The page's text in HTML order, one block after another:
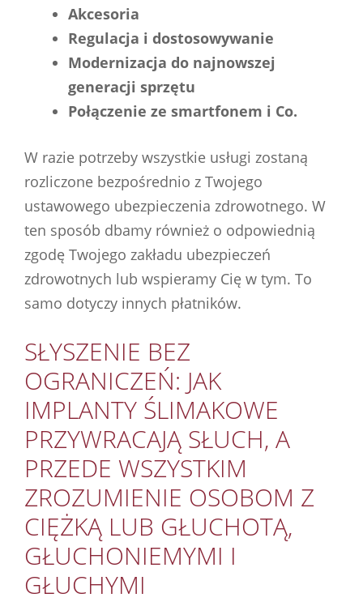
Akcesoria
Regulacja i dostosowywanie
Modernizacja do najnowszej
generacji sprzętu
Połączenie ze smartfonem i Co.
W razie potrzeby wszystkie usługi zostaną
rozliczone bezpośrednio z Twojego
ustawowego ubezpieczenia zdrowotnego. W
ten sposób dbamy również o odpowiednią
zgodę Twojego zakładu ubezpieczeń
zdrowotnych lub wspieramy Cię w tym. To
samo dotyczy innych płatników.
SŁYSZENIE BEZ
OGRANICZEŃ: JAK
IMPLANTY ŚLIMAKOWE
PRZYWRACAJĄ SŁUCH, A
PRZEDE WSZYSTKIM
ZROZUMIENIE OSOBOM Z
CIĘŻKĄ LUB GŁUCHOTĄ,
GŁUCHONIEMYMI I
GŁUCHYMI